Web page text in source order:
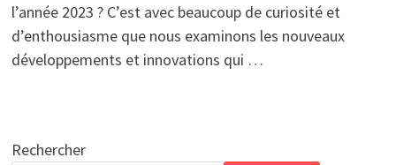
l’année 2023 ? C’est avec beaucoup de curiosité et
d’enthousiasme que nous examinons les nouveaux
développements et innovations qui …
Rechercher